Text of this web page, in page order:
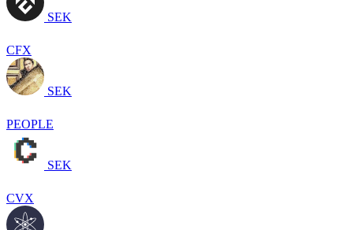
SEK
CFX
SEK
PEOPLE
SEK
CVX